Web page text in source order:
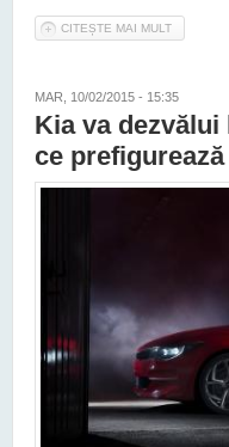
CITEȘTE MAI MULT
MAR, 10/02/2015 - 15:35
Kia va dezvălui
ce